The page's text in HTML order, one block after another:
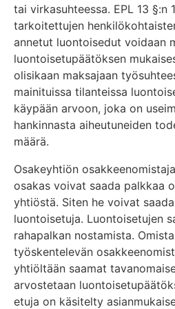
tai virkasuhteessa. EPL 13 §:n
tarkoitettujen
annetut luontoisedut voidaan
luontoisetupäätöksen
olisikaan maksajaan
mainituissa tilanteissa
käypään arvoon, joka on
hankinnasta aiheutuneiden
määrä.
Osakeyhtiön
osakas voivat saada palkkaa
yhtiöstä. Siten he voivat
luontoisetuja. Luontoisetujen
rahapalkan nostamista.
työskentelevän
yhtiöltään saamat
arvostetaan
etuja on käsitelty